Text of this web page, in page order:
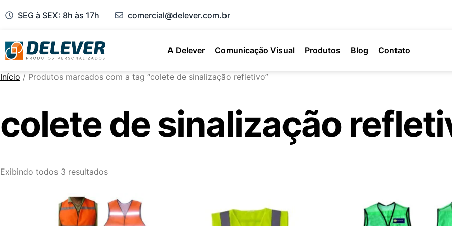
SEG à SEX: 8h às 17h comercial@delever.com.br
A Delever Comunicação Visual Produtos Blog Contato
Início / Produtos marcados com a tag “colete de sinalização refletivo”
colete de sinalização
Exibindo todos 3 resultados